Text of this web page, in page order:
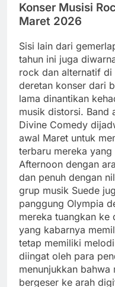
Konser Musisi
Maret 2026
Sisi lain dari
tahun ini juga
rock dan alternatif
deretan konser dari
lama dinantikan
musik distorsi. Band
Divine Comedy
awal Maret untuk
terbaru mereka
Afternoon dengan
dan penuh dengan
grup musik Suede
panggung Olympia
mereka tuangkan ke
yang kabarnya
tetap memiliki
diingat oleh para
menunjukkan
bergeser ke arah